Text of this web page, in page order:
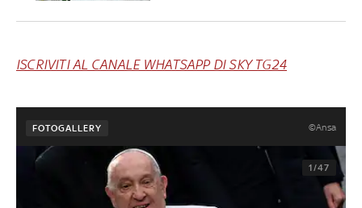
ISCRIVITI AL CANALE WHATSAPP DI SKY TG24
FOTOGALLERY ©Ansa
1/47